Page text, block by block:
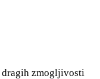
zmogljivosti